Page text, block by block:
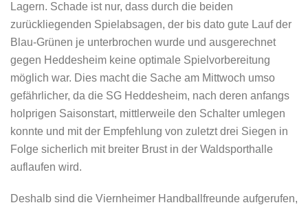
Lagern. Schade ist nur, dass durch die beiden
zurückliegenden Spielabsagen, der bis dato gute Lauf der
Blau-Grünen je unterbrochen wurde und ausgerechnet
gegen Heddesheim keine optimale Spielvorbereitung
möglich war. Dies macht die Sache am Mittwoch umso
gefährlicher, da die SG Heddesheim, nach deren anfangs
holprigen Saisonstart, mittlerweile den Schalter umlegen
konnte und mit der Empfehlung von zuletzt drei Siegen in
Folge sicherlich mit breiter Brust in der Waldsporthalle
auflaufen wird.
Deshalb sind die Viernheimer Handballfreunde aufgerufen,